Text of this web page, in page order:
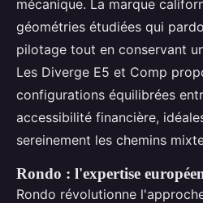
mécanique. La marque
géométries étudiées qui
pilotage tout en conservant
Les Diverge E5 et Comp
configurations équilibrées
accessibilité financière,
sereinement les chemins
Rondo : l'expertise
Rondo révolutionne